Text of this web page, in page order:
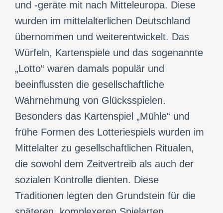
und -geräte mit nach Mitteleuropa. Diese
wurden im mittelalterlichen Deutschland
übernommen und weiterentwickelt. Das
Würfeln, Kartenspiele und das sogenannte
„Lotto“ waren damals populär und
beeinflussten die gesellschaftliche
Wahrnehmung von Glücksspielen.
Besonders das Kartenspiel „Mühle“ und
frühe Formen des Lotteriespiels wurden im
Mittelalter zu gesellschaftlichen Ritualen,
die sowohl dem Zeitvertreib als auch der
sozialen Kontrolle dienten. Diese
Traditionen legten den Grundstein für die